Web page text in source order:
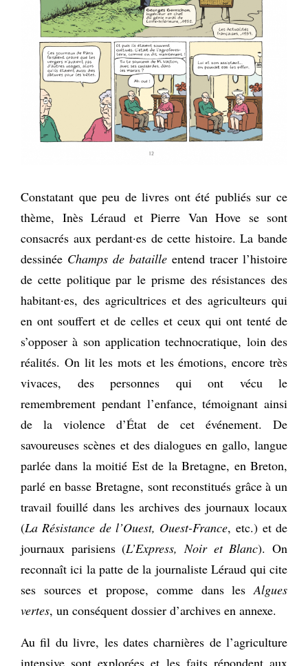
Constatant que peu de livres ont été publiés sur ce
thème, Inès Léraud et Pierre Van Hove se sont
consacrés aux perdant·es de cette histoire. La bande
dessinée Champs de bataille entend tracer l’histoire
de cette politique par le prisme des résistances des
habitant·es, des agricultrices et des agriculteurs qui
en ont souffert et de celles et ceux qui ont tenté de
s’opposer à son application technocratique, loin des
réalités. On lit les mots et les émotions, encore très
vivaces, des personnes qui ont vécu le
remembrement pendant l’enfance, témoignant ainsi
de la violence d’État de cet événement. De
savoureuses scènes et des dialogues en gallo, langue
parlée dans la moitié Est de la Bretagne, en Breton,
parlé en basse Bretagne, sont reconstitués grâce à un
travail fouillé dans les archives des journaux locaux
(La Résistance de l’Ouest, Ouest-France, etc.) et de
journaux parisiens (L’Express, Noir et Blanc). On
reconnaît ici la patte de la journaliste Léraud qui cite
ses sources et propose, comme dans les Algues
vertes, un conséquent dossier d’archives en annexe.
Au fil du livre, les dates charnières de l’agriculture
intensive sont explorées et les faits répondent aux